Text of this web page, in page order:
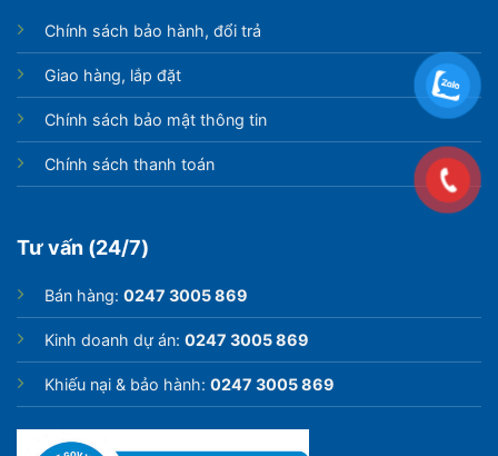
Chính sách bảo hành, đổi trả
Giao hàng, lắp đặt
Chính sách bảo mật thông tin
Chính sách thanh toán
Tư vấn (24/7)
Bán hàng: 0247 3005 869
Kinh doanh dự án: 0247 3005 869
Khiếu nại & bảo hành: 0247 3005 869